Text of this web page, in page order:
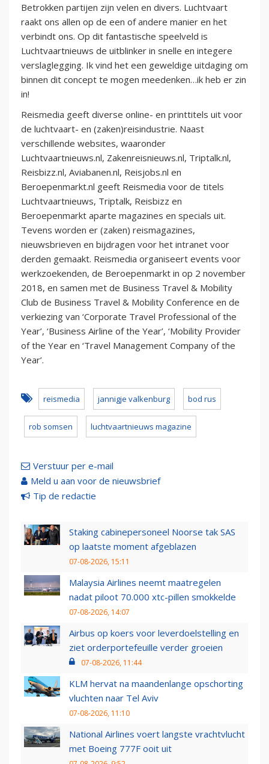
Betrokken partijen zijn velen en divers. Luchtvaart
raakt ons allen op de een of andere manier en het
verbindt ons. Op dit fantastische speelveld is
Luchtvaartnieuws de uitblinker in snelle en integere
verslaglegging. Ik vind het een geweldige uitdaging om
binnen dit concept te mogen meedenken…ik heb er zin
in!
Reismedia geeft diverse online- en printtitels uit voor
de luchtvaart- en (zaken)reisindustrie. Naast
verschillende websites, waaronder
Luchtvaartnieuws.nl, Zakenreisnieuws.nl, Triptalk.nl,
Reisbizz.nl, Aviabanen.nl, Reisjobs.nl en
Beroepenmarkt.nl geeft Reismedia voor de titels
Luchtvaartnieuws, Triptalk, Reisbizz en
Beroepenmarkt aparte magazines en specials uit.
Tevens worden er (zaken) reismagazines,
nieuwsbrieven en bijdragen voor het intranet voor
derden gemaakt. Reismedia organiseert events voor
werkzoekenden, de Beroepenmarkt in op 2 november
2018, en samen met de Business Travel & Mobility
Club de Business Travel & Mobility Conference en de
verkiezing van ‘Corporate Travel Professional of the
Year’, ‘Business Airline of the Year’, ‘Mobility Provider
of the Year en ‘Travel Management Company of the
Year’.
reismedia jannigje valkenburg bod rus
rob somsen luchtvaartnieuws magazine
Verstuur per e-mail
Meld u aan voor de nieuwsbrief
Tip de redactie
Staking cabinepersoneel Noorse tak SAS
op laatste moment afgeblazen
07-08-2026, 15:11
Malaysia Airlines neemt maatregelen
nadat piloot 70.000 xtc-pillen smokkelde
07-08-2026, 14:07
Airbus op koers voor leverdoelstelling en
ziet orderportefeuille verder groeien
07-08-2026, 11:44
KLM hervat na maandenlange opschorting
vluchten naar Tel Aviv
07-08-2026, 11:10
National Airlines voert langste vrachtvlucht
met Boeing 777F ooit uit